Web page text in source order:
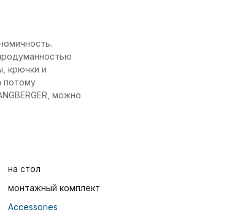
крючки и
потому
можно
на стол
монтажный комплект
Accessories